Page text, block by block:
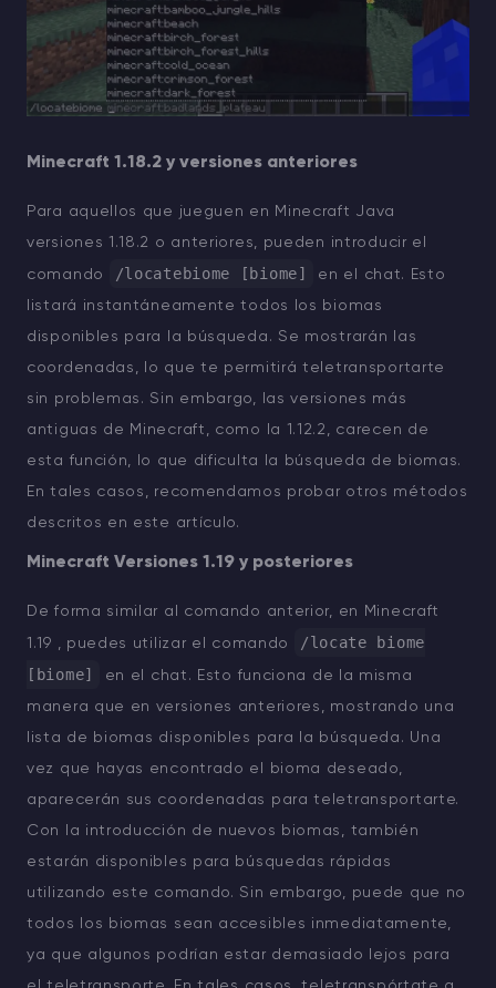
Minecraft 1.18.2 y versiones anteriores
Para aquellos que jueguen en Minecraft Java
versiones 1.18.2 o anteriores, pueden introducir el
comando /locatebiome [biome]
en el chat. Esto
listará instantáneamente todos los biomas
disponibles para la búsqueda. Se mostrarán las
coordenadas, lo que te permitirá teletransportarte
sin problemas. Sin embargo, las versiones más
antiguas de Minecraft, como la 1.12.2, carecen de
esta función, lo que dificulta la búsqueda de biomas.
En tales casos, recomendamos probar otros métodos
descritos en este artículo.
Minecraft Versiones 1.19 y posteriores
De forma similar al comando anterior, en Minecraft
1.19 , puedes utilizar el comando
/locate biome
[biome]
en el chat. Esto funciona de la misma
manera que en versiones anteriores, mostrando una
lista de biomas disponibles para la búsqueda. Una
vez que hayas encontrado el bioma deseado,
aparecerán sus coordenadas para teletransportarte.
Con la introducción de nuevos biomas, también
estarán disponibles para búsquedas rápidas
utilizando este comando. Sin embargo, puede que no
todos los biomas sean accesibles inmediatamente,
ya que algunos podrían estar demasiado lejos para